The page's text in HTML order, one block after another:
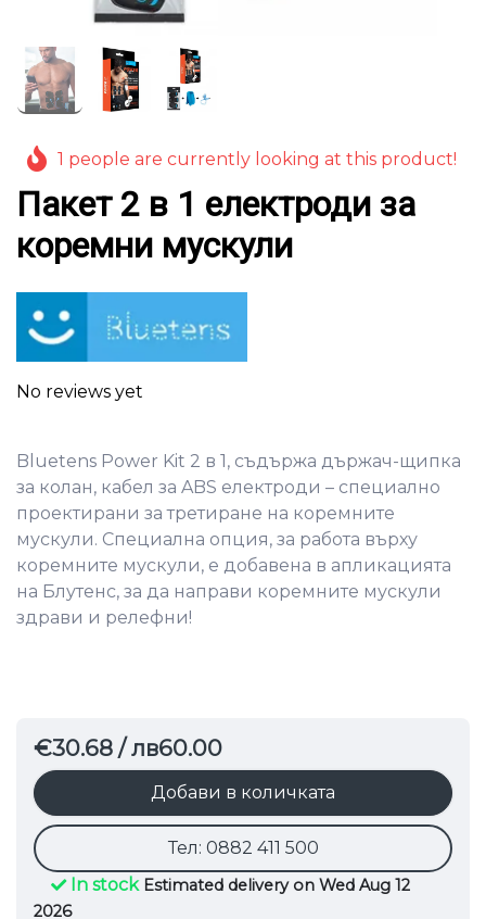
1 people are currently looking at this product!
Пакет 2 в 1 електроди за
коремни мускули
No reviews yet
Bluetens Power Kit 2 в 1, съдържа държач-щипка
за колан, кабел за ABS електроди – специално
проектирани за третиране на коремните
мускули. Специална опция, за работа върху
коремните мускули, е добавена в апликацията
на Блутенс, за да направи коремните мускули
здрави и релефни!
€30.68 / лв60.00
Добави в количката
Тел: 0882 411 500
In stock Estimated delivery on Wed Aug 12
2026